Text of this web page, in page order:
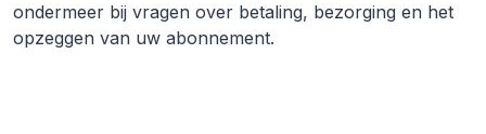
ondermeer bij vragen over betaling, bezorging en het
opzeggen van uw abonnement.